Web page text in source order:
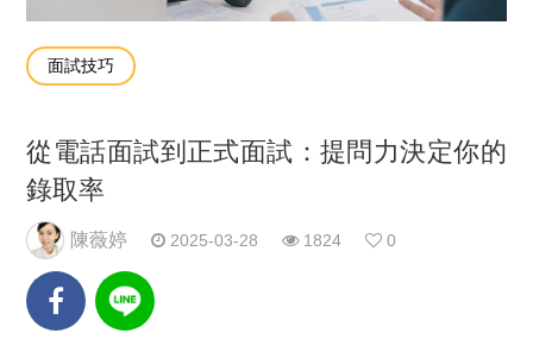
面試技巧
從電話面試到正式面試：提問力決定你的
錄取率
陳薇婷 2025-03-28 1824 0